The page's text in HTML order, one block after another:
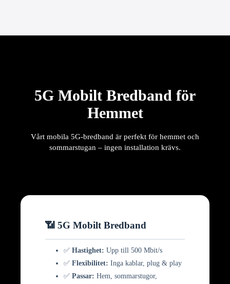
5G Mobilt Bredband för
Hemmet
Vårt mobila 5G-bredband är perfekt för hemmet och
sommarstugan – ingen installation krävs.
📶 5G Mobilt Bredband
✅ Hastighet: Upp till 500 Mbit/s
✅ Flexibilitet: Inga kablar, plug & play
✅ Passar: Hem, sommarstugor,